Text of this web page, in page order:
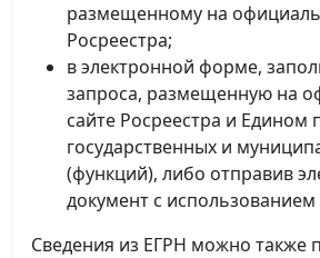
размещенному на
Росреестра;
в электронной форме,
запроса, размещенную на
сайте Росреестра и Едином
государственных и
(функций), либо отправив
документ с использованием
Сведения из ЕГРН можно также